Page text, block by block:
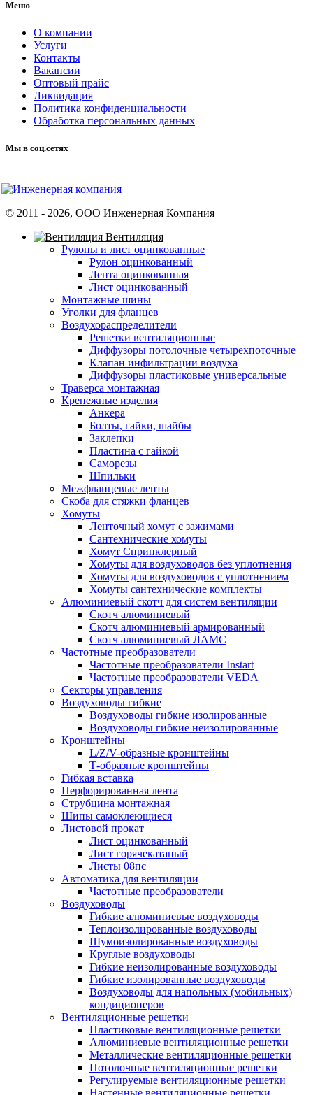
Меню
О компании
Услуги
Контакты
Вакансии
Оптовый прайс
Ликвидация
Политика конфиденциальности
Обработка персональных данных
Мы в соц.сетях
© 2011 - 2026, ООО Инженерная Компания
Вентиляция
Рулоны и лист оцинкованные
Рулон оцинкованный
Лента оцинкованная
Лист оцинкованный
Монтажные шины
Уголки для фланцев
Воздухораспределители
Решетки вентиляционные
Диффузоры потолочные четырехпоточные
Клапан инфильтрации воздуха
Диффузоры пластиковые универсальные
Траверса монтажная
Крепежные изделия
Анкера
Болты, гайки, шайбы
Заклепки
Пластина с гайкой
Саморезы
Шпильки
Межфланцевые ленты
Скоба для стяжки фланцев
Хомуты
Ленточный хомут с зажимами
Сантехнические хомуты
Хомут Спринклерный
Хомуты для воздуховодов без уплотнения
Хомуты для воздуховодов с уплотнением
Хомуты сантехнические комплекты
Алюминиевый скотч для систем вентиляции
Скотч алюминиевый
Скотч алюминиевый армированный
Скотч алюминиевый ЛАМС
Частотные преобразователи
Частотные преобразователи Instart
Частотные преобразователи VEDA
Секторы управления
Воздуховоды гибкие
Воздуховоды гибкие изолированные
Воздуховоды гибкие неизолированные
Кронштейны
L/Z/V-образные кронштейны
Т-образные кронштейны
Гибкая вставка
Перфорированная лента
Струбцина монтажная
Шипы самоклеющиеся
Листовой прокат
Лист оцинкованный
Лист горячекатаный
Листы 08пс
Автоматика для вентиляции
Частотные преобразователи
Воздуховоды
Гибкие алюминиевые воздуховоды
Теплоизолированные воздуховоды
Шумоизолированные воздуховоды
Круглые воздуховоды
Гибкие неизолированные воздуховоды
Гибкие изолированные воздуховоды
Воздуховоды для напольных (мобильных)
кондиционеров
Вентиляционные решетки
Пластиковые вентиляционные решетки
Алюминиевые вентиляционные решетки
Металлические вентиляционные решетки
Потолочные вентиляционные решетки
Регулируемые вентиляционные решетки